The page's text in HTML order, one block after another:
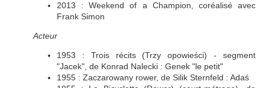
2013 : Weekend of a Champion, coréalisé avec
Frank Simon
Acteur
1953 : Trois récits (Trzy opowieści) - segment
"Jacek", de Konrad Nalecki : Genek "le petit"
1955 : Zaczarowany rower, de Silik Sternfeld : Adaś